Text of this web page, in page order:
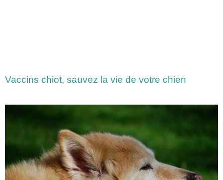
Vaccins chiot, sauvez la vie de votre chien